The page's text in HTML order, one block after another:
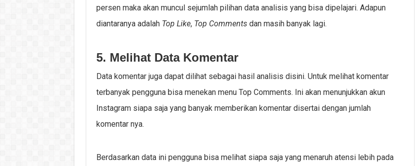
persen maka akan muncul sejumlah pilihan data analisis yang bisa dipelajari. Adapun
diantaranya adalah Top Like, Top Commentsdan masih banyak lagi.
5. Melihat Data Komentar
Data komentar juga dapat dilihat sebagai hasil analisis disini. Untuk melihat komentar
terbanyak pengguna bisa menekan menu Top Comments. Ini akan menunjukkan akun
Instagram siapa saja yang banyak memberikan komentar disertai dengan jumlah
komentar nya.
Berdasarkan data ini pengguna bisa melihat siapa saja yang menaruh atensi lebih pada